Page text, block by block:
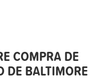
COMPRA DE
DE BALTIMORE